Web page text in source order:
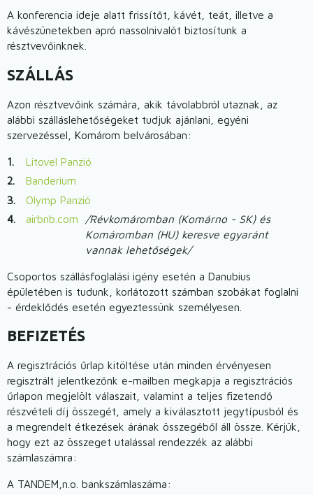
A konferencia ideje alatt frissítőt, kávét, teát, illetve a
kávészünetekben apró nassolnivalót biztosítunk a
résztvevőinknek.
SZÁLLÁS
Azon résztvevőink számára, akik távolabbról utaznak, az
alábbi szálláslehetőségeket tudjuk ajánlani, egyéni
szervezéssel, Komárom belvárosában:
Litovel Panzió
Banderium
Olymp Panzió
airbnb.com
/Révkomáromban (Komárno - SK) és
Komáromban (HU) keresve egyaránt
vannak lehetőségek/
Csoportos szállásfoglalási igény esetén a Danubius
épületében is tudunk, korlátozott számban szobákat foglalni
- érdeklődés esetén egyeztessünk személyesen.
BEFIZETÉS
A regisztrációs űrlap kitöltése után minden érvényesen
regisztrált jelentkezőnk e-mailben megkapja a regisztrációs
űrlapon megjelölt válaszait, valamint a teljes fizetendő
részvételi díj összegét, amely a kiválasztott jegytípusból és
a megrendelt étkezések árának összegéből áll össze. Kérjük,
hogy ezt az összeget utalással rendezzék az alábbi
számlaszámra:
A TANDEM,n.o. bankszámlaszáma: